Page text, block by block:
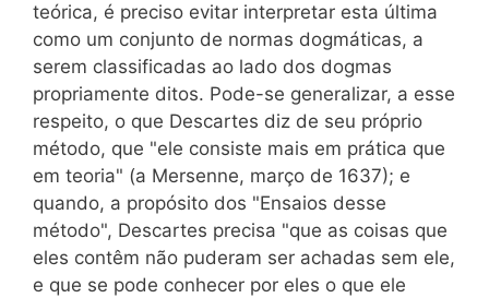
teórica, é preciso evitar interpretar esta última
como um conjunto de normas dogmáticas, a
serem classificadas ao lado dos dogmas
propriamente ditos. Pode-se generalizar, a esse
respeito, o que Descartes diz de seu próprio
método, que "ele consiste mais em prática que
em teoria" (a Mersenne, março de 1637); e
quando, a propósito dos "Ensaios desse
método", Descartes precisa "que as coisas que
eles contêm não puderam ser achadas sem ele,
e que se pode conhecer por eles o que ele